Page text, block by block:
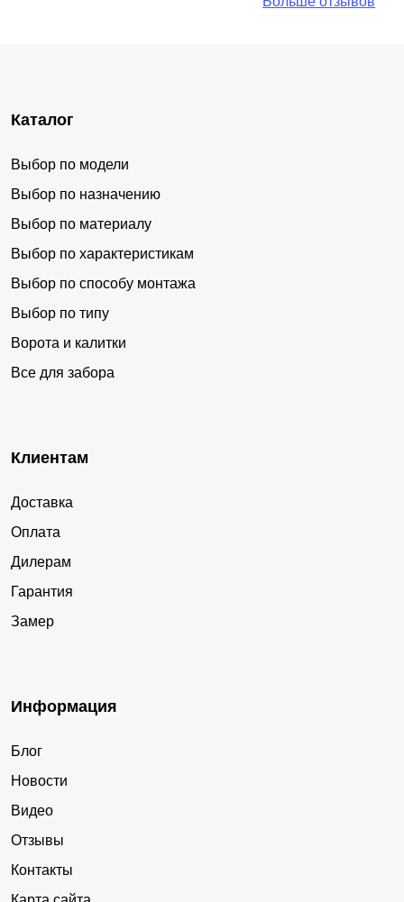
Каталог
Выбор по модели
Выбор по назначению
Выбор по материалу
Выбор по характеристикам
Выбор по способу монтажа
Выбор по типу
Ворота и калитки
Все для забора
Клиентам
Доставка
Оплата
Дилерам
Гарантия
Замер
Информация
Блог
Новости
Видео
Отзывы
Контакты